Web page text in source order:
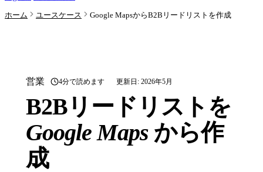
ホーム ユースケース Google MapsからB2Bリードリストを作成
営業 4分で読めます 更新日: 2026年5月
B2Bリードリストを
Google Maps から作
成